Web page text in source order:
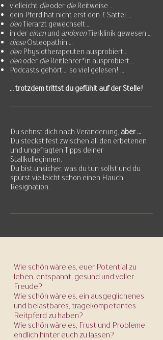
vielleicht dieoder dieReitweise ...
dein Pferd hat nicht erst den 1. Sattel ...
denTierarzt gewechselt ...
in der einenund anderenTierklinik gewesen ...
dieseOsteopathin ...
denPhysiotherapeuten ausprobiert ...
denoder dieReitlehrer*in ausprobiert ...
Podcasts gehört ... so viel gelesen! ...
... trotzdem trittst du gefühlt auf der Stelle!
Du sehnst dich nach Veränderung, aber ...
Du steckst fest zwischen all den erbetenen
und ungefragten Tipps deiner
Stallkolleginnen.
Du bist unsicher, was du tun sollst und du
spürst vielleicht schon einen Hauch
Resignation.
Wie schön wäre es, euer Potential zu
leben, entspannt, gesund und voller
Freude?
Wie schön wäre es, ein ausgeglichenes
und belastbares, tragekompetentes
Reitpferd zu haben?
Wie schön wäre es, Frust und Probleme
endlich hinter euch zu lassen?